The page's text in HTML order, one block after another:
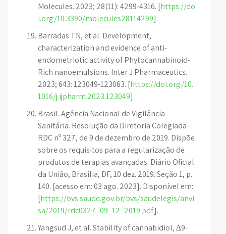
Molecules. 2023; 28(11): 4299-4316. [https://do
i.org/10.3390/molecules28114299].
Barradas TN, et al. Development,
characterization and evidence of anti-
endometriotic activity of Phytocannabinoid-
Rich nanoemulsions. Inter J Pharmaceutics.
2023; 643: 123049-123063. [https://doi.org/10.
1016/j.ijpharm.2023.123049].
Brasil. Agência Nacional de Vigilância
Sanitária. Resolução da Diretoria Colegiada -
RDC nº 327, de 9 de dezembro de 2019. Dispõe
sobre os requisitos para a regularização de
produtos de terapias avançadas. Diário Oficial
da União, Brasília, DF, 10 dez. 2019. Seção 1, p.
140. [acesso em: 03 ago. 2023]. Disponível em:
[https://bvs.saude.gov.br/bvs/saudelegis/anvi
sa/2019/rdc0327_09_12_2019.pdf].
Yangsud J, et al. Stability of cannabidiol, ∆9-